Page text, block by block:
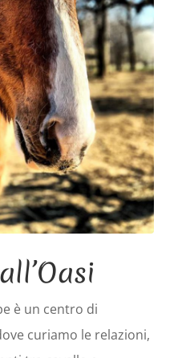
è un centro di
curiamo le relazioni,